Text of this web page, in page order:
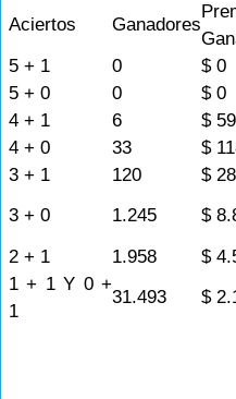
Aciertos Ganadores
5 + 1
0 $ 0
5 + 0
0 $ 0
4 + 1
6 $
4 + 0
33 $
3 + 1
120 $
3 + 0
1.245 $
2 + 1
1.958 $
1 + 1 Y 0 +
1
31.493 $